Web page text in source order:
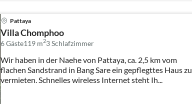
Pattaya
Villa Chomphoo
6 Gäste119 m23Schlafzimmer
Wir haben in der Naehe von Pattaya, ca. 2,5 km vom
flachen Sandstrand in Bang Sare ein gepflegttes Haus zu
vermieten. Schnelles wireless Internet steht Ih...